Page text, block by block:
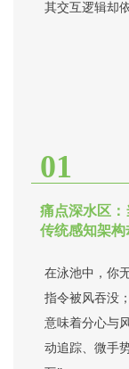
其交互逻辑却
01
痛点深水区：
传统感知架构
在泳池中，你
指令被风吞没
意味着分心与
动追踪、微手